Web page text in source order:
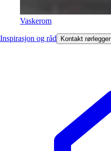
Vaskerom
Inspirasjon og råd Kontakt rørlegger